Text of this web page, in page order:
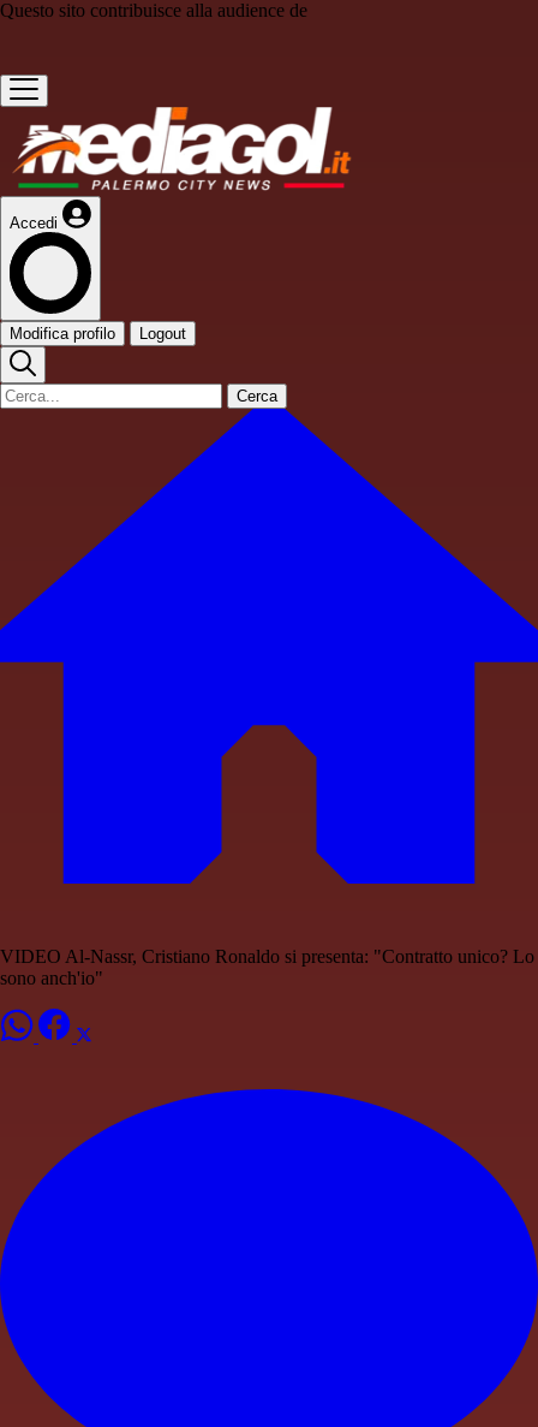
Questo sito contribuisce alla audience de
Accedi
Modifica profilo Logout
Cerca
VIDEO Al-Nassr, Cristiano Ronaldo si presenta: "Contratto unico? Lo
sono anch'io"